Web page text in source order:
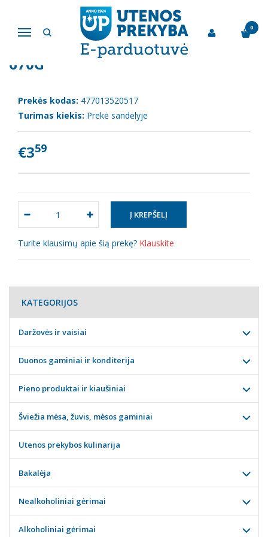
Navigacija
0
Marinuoti "Spilva" agurkėliai 670g
MARINUOTI "SPILVA" AGURKĖLIAI
670G
Prekės kodas: 477013520517
Turimas kiekis: Prekė sandėlyje
€359
Turite klausimų apie šią prekę? Klauskite
KATEGORIJOS
Daržovės ir vaisiai
Duonos gaminiai ir konditerija
Pieno produktai ir kiaušiniai
Šviežia mėsa, žuvis, mėsos gaminiai
Utenos prekybos kulinarija
Bakalėja
Nealkoholiniai gėrimai
Alkoholiniai gėrimai